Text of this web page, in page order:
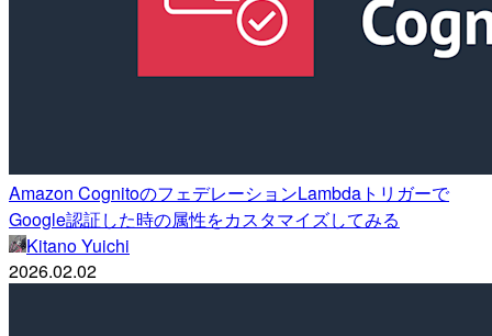
Amazon CognitoのフェデレーションLambdaトリガーで
Google認証した時の属性をカスタマイズしてみる
Kitano Yuichi
2026.02.02